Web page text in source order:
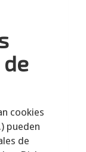
cookies
pueden
de